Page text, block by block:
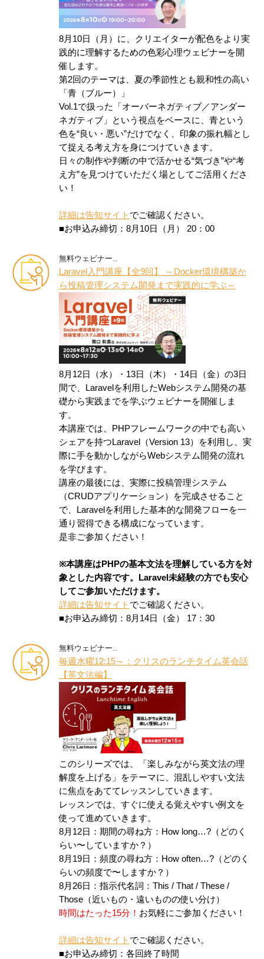
8月10日（月）に、クリエイターが配色をより実
践的に理解するための色彩心理ウェビナーを開
催します。
第2回のテーマは、夏の季節性とも親和性の高い
「青（ブルー）」
Vol.1で扱った「オーバーネガティブ／アンダー
ネガティブ」という視点をベースに、青という
色を“良い・悪い”だけでなく、印象の振れ幅とし
て捉える考え方を身につけていきます。
日々の制作や判断の中で活かせる“気づき”や“考
え方”を見つけていただく場としてご活用くださ
い！
詳細は告知サイト でご確認ください。
■お申込み締切：8月10日（月） 20：00
無料ウェビナー..
Laravel入門講座【全9回】 ～Docker環境構築か
ら投稿管理システム開発まで実践的に学ぶ～
8月12日（水）・13日（木）・14日（金）の3日
間で、Laravelを利用したWebシステム開発の基
礎から実践までを学ぶウェビナーを開催しま
す。
本講座では、PHPフレームワークの中でも高い
シェアを持つLaravel（Version 13）を利用し、実
際に手を動かしながらWebシステム開発の流れ
を学びます。
講座の最後には、実際に投稿管理システム
（CRUDアプリケーション）を完成させること
で、Laravelを利用した基本的な開発フローを一
通り習得できる構成になっています。
是非ご参加ください！
※本講座はPHPの基本文法を理解している方を対
象とした内容です。Laravel未経験の方でも安心
してご参加いただけます。
詳細は告知サイト でご確認ください。
■お申込み締切：8月14日（金） 17：30
無料ウェビナー..
毎週水曜12:15～：クリスのランチタイム英会話
【英文法編】
このシリーズでは、「楽しみながら英文法の理
解度を上げる」をテーマに、混乱しやすい文法
に焦点をあててレッスンしていきます。
レッスンでは、すぐに使える覚えやすい例文を
使って進めていきます。
8月12日：期間の尋ね方：How long…?（どのく
らい〜していますか？）
8月19日：頻度の尋ね方：How often…?（どのく
らいの頻度で〜しますか？）
8月26日：指示代名詞：This / That / These /
Those（近いもの・遠いものの使い分け）
時間はたった15分！ お気軽にご参加ください！
詳細は告知サイト でご確認ください。
■お申込み締切：各回終了時間